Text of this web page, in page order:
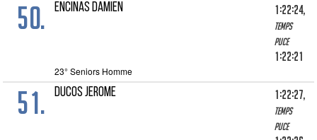
50. ENCINAS DAMIEN 1:22:24,
Temps
puce
1:22:21
23° Seniors Homme
51. DUCOS JEROME 1:22:27,
Temps
puce